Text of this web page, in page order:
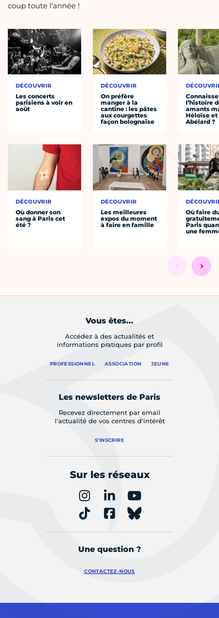
coup toute l'année !
DÉCOUVRIR
Les concerts
parisiens à voir en
août
DÉCOUVRIR
Où donner son
sang à Paris cet
été ?
DÉCOUVRIR
On préfère
manger à la
cantine : les pâtes
aux courgettes
façon bolognaise
DÉCOUVRIR
Les meilleures
expos du moment
à faire en famille
l’histoire
amants
Héloïse et
Abélard ?
Où faire
Paris
une
Vous êtes...
Accédez à des actualités et
informations pratiques par profil
PROFESSIONNEL ASSOCIATION JEUNE
Les newsletters de Paris
Recevez directement par email
l'actualité de vos centres d'intérêt
S'INSCRIRE
Sur les réseaux
Une question ?
CONTACTEZ-NOUS